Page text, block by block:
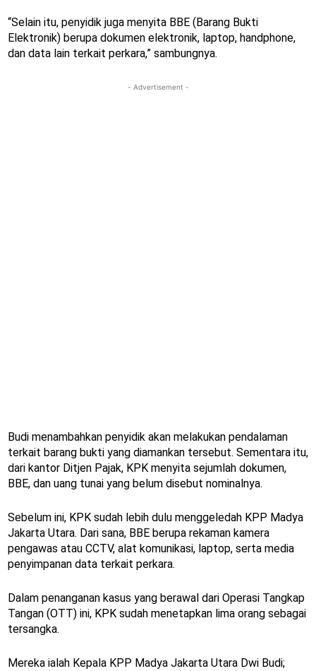
“Selain itu, penyidik juga menyita BBE (Barang Bukti
Elektronik) berupa dokumen elektronik, laptop, handphone,
dan data lain terkait perkara,” sambungnya.
- Advertisement -
Budi menambahkan penyidik akan melakukan pendalaman
terkait barang bukti yang diamankan tersebut. Sementara itu,
dari kantor Ditjen Pajak, KPK menyita sejumlah dokumen,
BBE, dan uang tunai yang belum disebut nominalnya.
Sebelum ini, KPK sudah lebih dulu menggeledah KPP Madya
Jakarta Utara. Dari sana, BBE berupa rekaman kamera
pengawas atau CCTV, alat komunikasi, laptop, serta media
penyimpanan data terkait perkara.
Dalam penanganan kasus yang berawal dari Operasi Tangkap
Tangan (OTT) ini, KPK sudah menetapkan lima orang sebagai
tersangka.
Mereka ialah Kepala KPP Madya Jakarta Utara Dwi Budi;